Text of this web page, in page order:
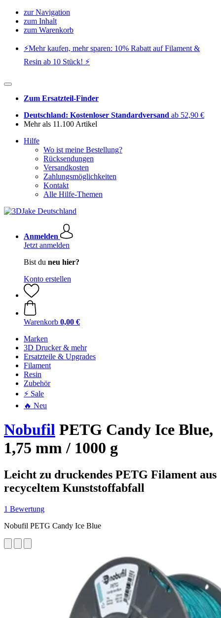
zur Navigation
zum Inhalt
zum Warenkorb
⚡️Mehr kaufen, mehr sparen: 10% Rabatt auf Filament &
Resin ab 10 Stück! ⚡️
Zum Ersatzteil-Finder
Deutschland: Kostenloser Standardversand ab 52,90 €
Mehr als 11.100 Artikel
Hilfe
Wo ist meine Bestellung?
Rücksendungen
Versandkosten
Zahlungsmöglichkeiten
Kontakt
Alle Hilfe-Themen
Anmelden
Jetzt anmelden
Bist du neu hier?
Konto erstellen
Warenkorb 0,00 €
Marken
3D Drucker & mehr
Ersatzteile & Upgrades
Filament
Resin
Zubehör
⚡ Sale
🔥 Neu
Nobufil PETG Candy Ice Blue,
1,75 mm / 1000 g
Leicht zu druckendes PETG Filament aus
recyceltem Kunststoffabfall
1 Bewertung
Nobufil PETG Candy Ice Blue